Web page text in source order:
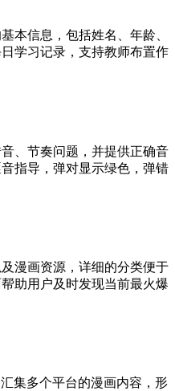
本信息，包括姓名、年龄、
学习记录，支持教师布置作
、节奏问题，并提供正确音
指导，弹对显示绿色，弹错
漫画资源，详细的分类便于
助用户及时发现当前最火爆
集多个平台的漫画内容，形